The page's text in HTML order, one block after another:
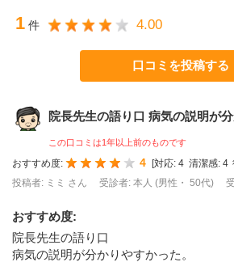
1 件 4.00
口コミを投稿する
院長先生の語り口 病気の説明が
この口コミは1年以上前のものです
おすすめ度: 4 [対応: 4 清潔感: 4
投稿者: ミミ さん
受診者: 本人 (男性・ 50代)
おすすめ度:
院長先生の語り口
病気の説明が分かりやすかった。